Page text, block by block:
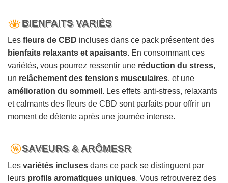
BIENFAITS VARIÉS
Les fleurs de CBD incluses dans ce pack présentent des
bienfaits relaxants et apaisants. En consommant ces
variétés, vous pourrez ressentir une réduction du stress,
un relâchement des tensions musculaires, et une
amélioration du sommeil . Les effets anti-stress, relaxants
et calmants des fleurs de CBD sont parfaits pour offrir un
moment de détente après une journée intense.
SAVEURS & ARÔMESR
Les variétés incluses dans ce pack se distinguent par
leurs profils aromatiques uniques. Vous retrouverez des